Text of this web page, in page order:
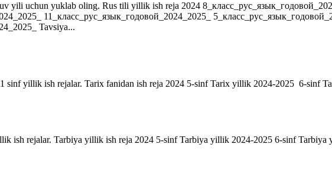
uchun yuklab oling. Rus tili yillik ish reja 2024
11_класс_рус_язык_годовой_2024_2025_
Tavsiya...
sinf yillik ish rejalar. Tarix fanidan ish reja 2024 5-sinf Tarix yillik 2024-2025 6-sinf
ish rejalar. Tarbiya yillik ish reja 2024 5-sinf Tarbiya yillik 2024-2025 6-sinf